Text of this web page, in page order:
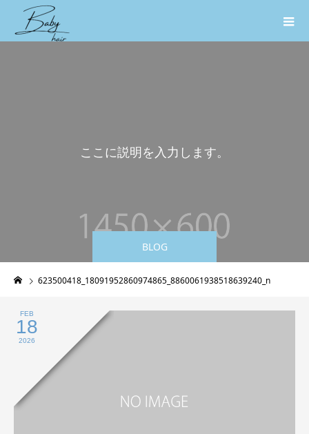
BLOG
説明 を 入 力 し ま す
ここ
623500418_18091952860974865_8860061938518639240_n
FEB
18
2026